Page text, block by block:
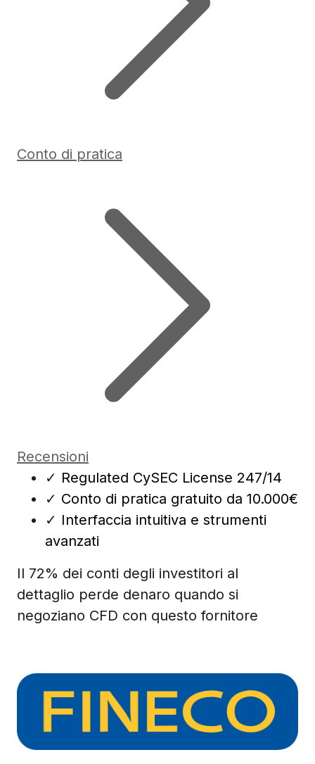
Conto di pratica
Recensioni
✓ Regulated CySEC License 247/14
✓ Conto di pratica gratuito da 10.000€
✓ Interfaccia intuitiva e strumenti
avanzati
Il 72% dei conti degli investitori al
dettaglio perde denaro quando si
negoziano CFD con questo fornitore